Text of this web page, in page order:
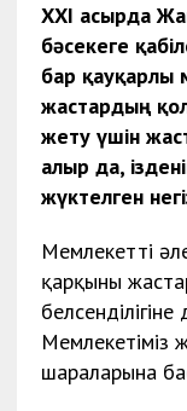
ХХІ ғасырда
бәсекеге
бар қауқарлы
жастардың
жету үшін
алғыр да,
жүктелген
Мемлекеттің
қарқыны
Мемлекетіміз
шараларына